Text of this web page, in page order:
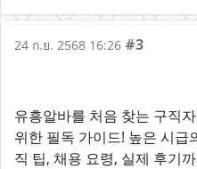
24 ก.ย. 2568 16:26 #3
유흥알바를 처음 찾는 구직
위한 필독 가이드! 높은 시급
직 팁, 채용 요령, 실제 후기